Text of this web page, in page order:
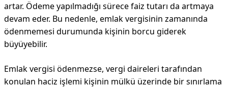
artar. Ödeme yapılmadığı sürece faiz tutarı da artmaya
devam eder. Bu nedenle, emlak vergisinin zamanında
ödenmemesi durumunda kişinin borcu giderek
büyüyebilir.
Emlak vergisi ödenmezse, vergi daireleri tarafından
konulan haciz işlemi kişinin mülkü üzerinde bir sınırlama